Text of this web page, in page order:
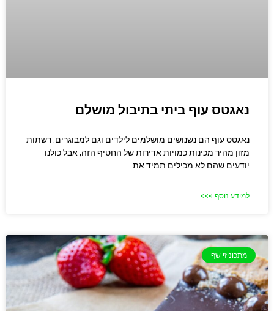
נאגטס עוף ביתי בתיבול מושלם
נאגטס עוף הם נשנושים מושלמים לילדים וגם למבוגרים. רשתות
מזון מהיר מכינות כמויות אדירות של החטיף הזה, אבל כולנו
יודעים שהם לא מכילים תמיד את
למידע נוסף >>>
מתכוניזי שף